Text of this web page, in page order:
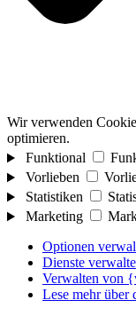
Wir verwenden
optimieren.
Funktional
Vorlieben
Statistiken
Marketing
Optionen
Dienste
Verwalten von
Lese mehr über